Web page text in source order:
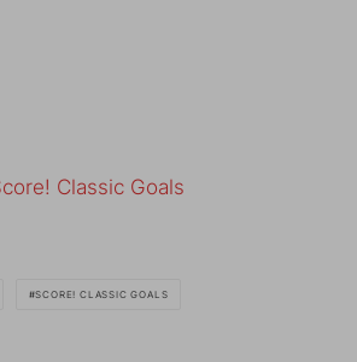
Classic Goals
SCORE! CLASSIC GOALS